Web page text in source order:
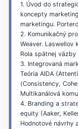
1. Úvod do
koncepty
marketingu.
2. Komunikačný
Weaver. Laswellov
Rola spätnej
3. Integrovaná
Teória AIDA
(Consistency,
Multikanálová
4. Branding a
equity (Aaker,
Hodnotové návrhy